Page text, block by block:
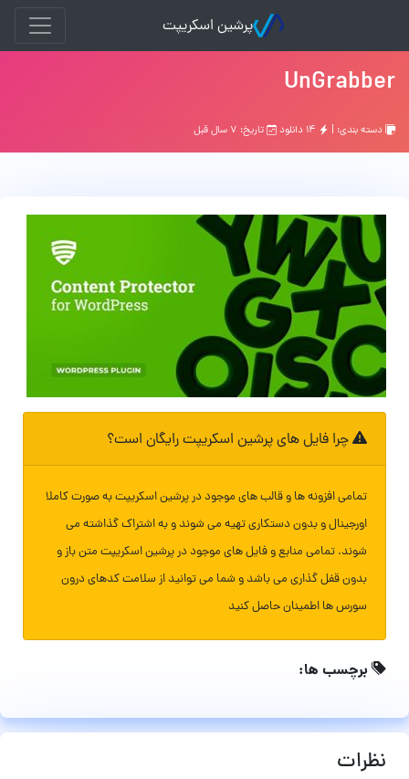
پرشین اسکریپت
UnGrabber
دسته بندی: | تاریخ: ۷ سال قبل
چرا فایل های پرشین اسکریپت رایگان است؟
تمامی افزونه ها و قالب های موجود در پرشین اسکریپت به صورت کاملا
اورجینال و بدون دستکاری تهیه می شوند و به اشتراک گذاشته می
شوند. تمامی منابع و فایل های موجود در پرشین اسکریپت متن باز و
بدون قفل گذاری می باشد و شما می توانید از سلامت کدهای درون
سورس ها اطمینان حاصل کنید
برچسب ها:
نظرات